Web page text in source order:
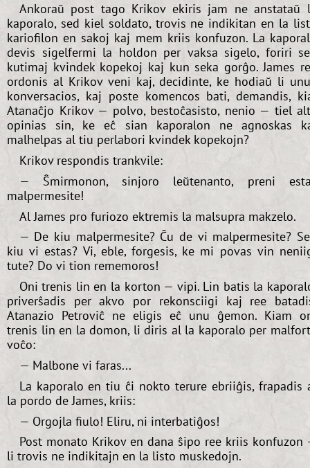
Ankoraŭ post tago Krikov ekiris jam ne anstataŭ
kaporalo, sed kiel soldato, trovis ne indikitan en la
kariofilon en sakoj kaj mem kriis konfuzon. La
devis sigelfermi la holdon per vaksa sigelo, foriri
kutimaj kvindek kopekoj kaj kun seka gorĝo. James
ordonis al Krikov veni kaj, decidinte, ke hodiaŭ li
konversacios, kaj poste komencos bati, demandis,
Atanaĉjo Krikov — polvo, bestoĉasisto, nenio — tiel
opinias sin, ke eĉ sian kaporalon ne agnoskas
malhelpas al tiu perlabori kvindek kopekojn?
Krikov respondis trankvile:
— Ŝmirmonon, sinjoro leŭtenanto, preni
malpermesite!
Al James pro furiozo ektremis la malsupra makzelo.
— De kiu malpermesite? Ĉu de vi malpermesite?
kiu vi estas? Vi, eble, forgesis, ke mi povas vin
tute? Do vi tion rememoros!
Oni trenis lin en la korton — vipi. Lin batis la
priverŝadis per akvo por rekonsciigi kaj ree
Atanazio Petroviĉ ne eligis eĉ unu ĝemon. Kiam
trenis lin en la domon, li diris al la kaporalo per
voĉo:
— Malbone vi faras...
La kaporalo en tiu ĉi nokto terure ebriiĝis, frapadis
la pordo de James, kriis:
— Orgojla fiulo! Eliru, ni interbatiĝos!
Post monato Krikov en dana ŝipo ree kriis konfuzon
li trovis ne indikitajn en la listo muskedojn.